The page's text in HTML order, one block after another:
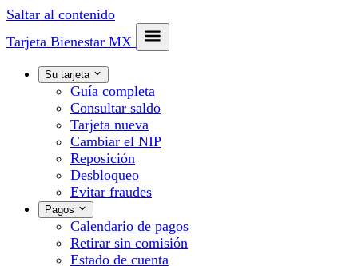
Saltar al contenido
Tarjeta Bienestar MX
Su tarjeta
Guía completa
Consultar saldo
Tarjeta nueva
Cambiar el NIP
Reposición
Desbloqueo
Evitar fraudes
Pagos
Calendario de pagos
Retirar sin comisión
Estado de cuenta